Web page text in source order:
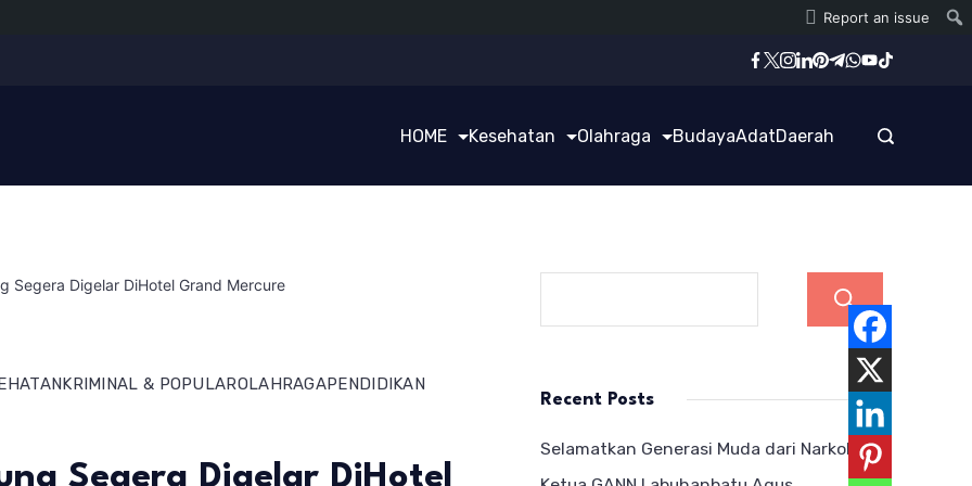
Report an issue
HOME Kesehatan Olahraga BudayaAdatDaerah
Segera Digelar DiHotel Grand Mercure
KRIMINAL & POPULAROLAHRAGAPENDIDIKAN
Segera Digelar DiHotel
Recent Posts
Selamatkan Generasi Muda dari Narkoba,